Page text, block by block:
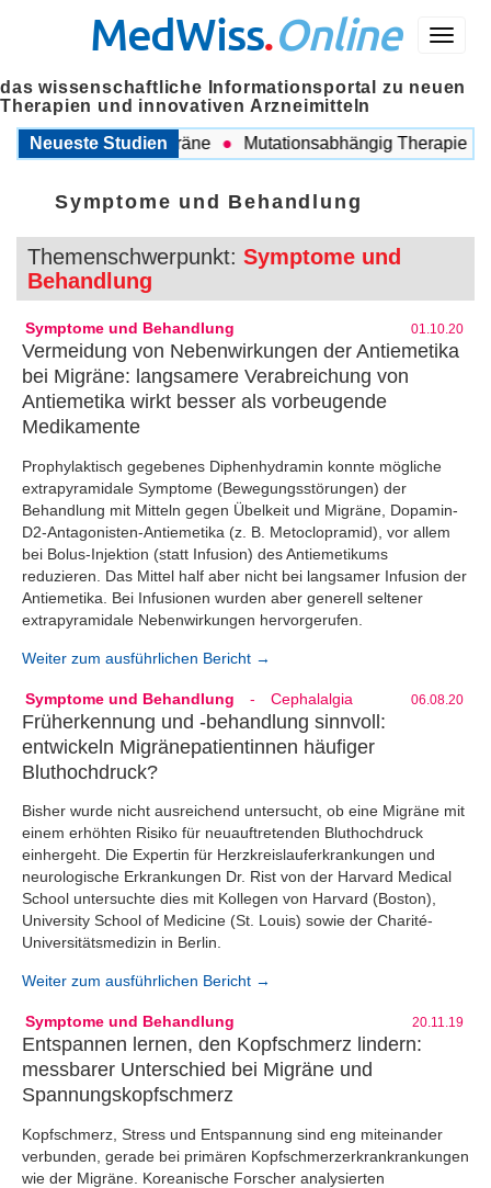
Menü
MedWiss.Online
das wissenschaftliche Informationsportal zu neuen
Therapien und innovativen Arzneimitteln
Neueste Studien
COPD und Migräne Mutationsabhängig Therapie
Symptome und Behandlung
Themenschwerpunkt: Symptome und
Behandlung
Symptome und Behandlung 01.10.20
Vermeidung von Nebenwirkungen der Antiemetika
bei Migräne: langsamere Verabreichung von
Antiemetika wirkt besser als vorbeugende
Medikamente
Prophylaktisch gegebenes Diphenhydramin konnte mögliche
extrapyramidale Symptome (Bewegungsstörungen) der
Behandlung mit Mitteln gegen Übelkeit und Migräne, Dopamin-
D2-Antagonisten-Antiemetika (z. B. Metoclopramid), vor allem
bei Bolus-Injektion (statt Infusion) des Antiemetikums
reduzieren. Das Mittel half aber nicht bei langsamer Infusion der
Antiemetika. Bei Infusionen wurden aber generell seltener
extrapyramidale Nebenwirkungen hervorgerufen.
Weiter zum ausführlichen Bericht →
Symptome und Behandlung - Cephalalgia 06.08.20
Früherkennung und -behandlung sinnvoll:
entwickeln Migränepatientinnen häufiger
Bluthochdruck?
Bisher wurde nicht ausreichend untersucht, ob eine Migräne mit
einem erhöhten Risiko für neuauftretenden Bluthochdruck
einhergeht. Die Expertin für Herzkreislauferkrankungen und
neurologische Erkrankungen Dr. Rist von der Harvard Medical
School untersuchte dies mit Kollegen von Harvard (Boston),
University School of Medicine (St. Louis) sowie der Charité-
Universitätsmedizin in Berlin.
Weiter zum ausführlichen Bericht →
Symptome und Behandlung 20.11.19
Entspannen lernen, den Kopfschmerz lindern:
messbarer Unterschied bei Migräne und
Spannungskopfschmerz
Kopfschmerz, Stress und Entspannung sind eng miteinander
verbunden, gerade bei primären Kopfschmerzerkrankrankungen
wie der Migräne. Koreanische Forscher analysierten